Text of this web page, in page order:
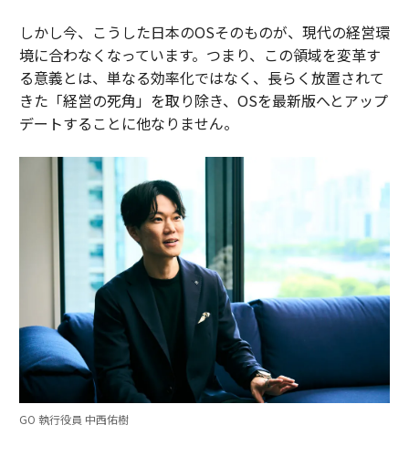
しかし今、こうした日本のOSそのものが、現代の経営環
境に合わなくなっています。つまり、この領域を変革す
る意義とは、単なる効率化ではなく、長らく放置されて
きた「経営の死角」を取り除き、OSを最新版へとアップ
デートすることに他なりません。
GO 執行役員 中西佑樹